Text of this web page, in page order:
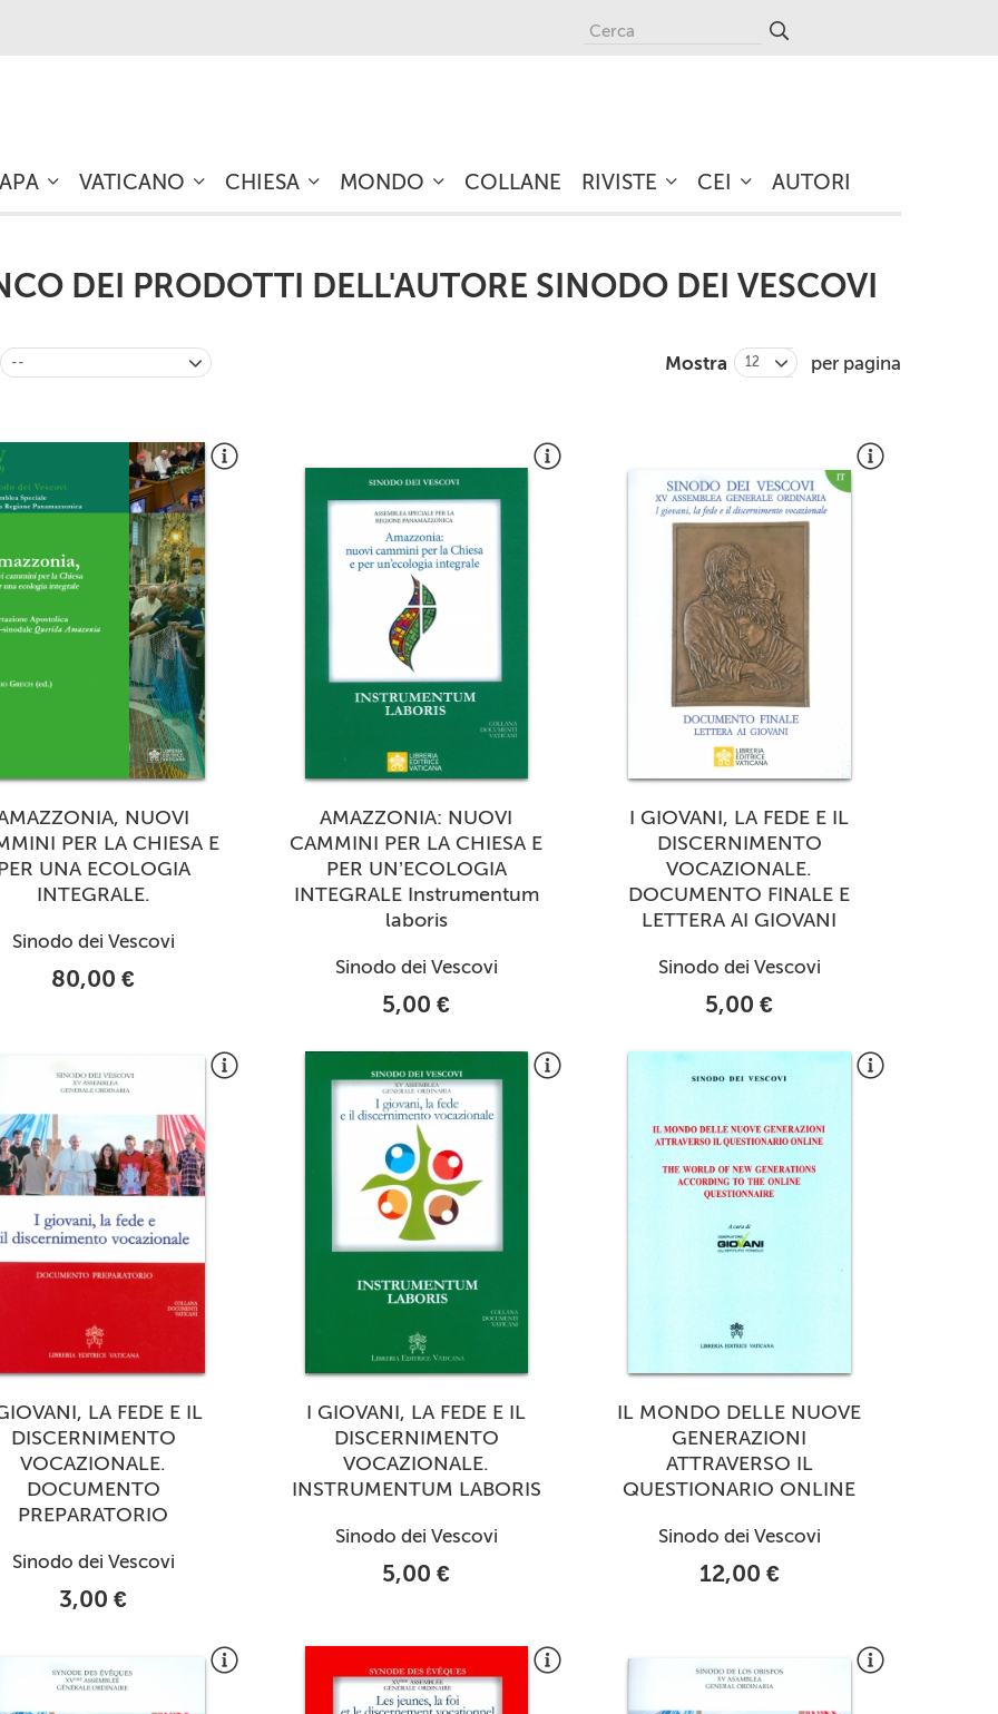
VATICANO CHIESA MONDO COLLANE RIVISTE CEI AUTORI
DEI PRODOTTI DELL'AUTORE SINODO DEI VESCOVI
-- Mostra 12 per pagina
NUOVI
PER LA CHIESA E
UNA ECOLOGIA
INTEGRALE.
Sinodo dei Vescovi
80,00 €
AMAZZONIA: NUOVI
CAMMINI PER LA CHIESA E
PER UN’ECOLOGIA
INTEGRALE Instrumentum
laboris
Sinodo dei Vescovi
5,00 €
I GIOVANI, LA FEDE E IL
DISCERNIMENTO
VOCAZIONALE.
DOCUMENTO FINALE E
LETTERA AI GIOVANI
Sinodo dei Vescovi
5,00 €
LA FEDE E IL
DISCERNIMENTO
VOCAZIONALE.
DOCUMENTO
PREPARATORIO
Sinodo dei Vescovi
3,00 €
I GIOVANI, LA FEDE E IL
DISCERNIMENTO
VOCAZIONALE.
INSTRUMENTUM LABORIS
Sinodo dei Vescovi
5,00 €
IL MONDO DELLE NUOVE
GENERAZIONI
ATTRAVERSO IL
QUESTIONARIO ONLINE
Sinodo dei Vescovi
12,00 €